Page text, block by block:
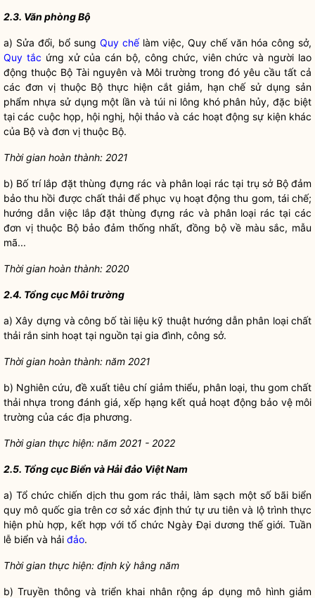
2.3. Văn phòng Bộ
a) Sửa đổi, bổ sung Quy chếlàm việc, Quy chếvăn hóa công sở,
Quy tắc ứng xử của cán bộ, công chức, viên chức và người lao
động thuộc Bộ Tài nguyên và Môi trường trong đó yêu cầu tất cả
các đơn vị thuộc Bộ thực hiện cắt giảm, hạn chế sử dụng sản
phẩm nhựa sử dụng một lần và túi ni lông khó phân hủy, đặc biệt
tại các cuộc họp, hội nghị, hội thảo và các hoạt động sự kiện khác
của Bộ và đơn vị thuộc Bộ.
Thời gian hoàn thành: 2021
b) Bố trí lắp đặt thùng đựng rác và phân loại rác tại trụ sở Bộ đảm
bảo thu hồi được chất thải để phục vụ hoạt động thu gom, tái chế;
hướng dẫn việc lắp đặt thùng đựng rác và phân loại rác tại các
đơn vị thuộc Bộ bảo đảm thống nhất, đồng bộ về màu sắc, mẫu
mã...
Thời gian hoàn thành: 2020
2.4. Tổng cục Môi trường
a) Xây dựng và công bố tài liệu kỹ thuật hướng dẫn phân loại chất
thải rắn sinh hoạt tại nguồn tại gia đình, công sở.
Thời gian hoàn thành: năm 2021
b) Nghiên cứu, đề xuất tiêu chí giảm thiểu, phân loại, thu gom chất
thải nhựa trong đánh giá, xếp hạng kết quả hoạt động bảo vệ môi
trường của các địa phương.
Thời gian thực hiện: năm 2021 - 2022
2.5. Tổng cục Biển và Hải đảo Việt Nam
a) Tổ chức chiến dịch thu gom rác thải, làm sạch một số bãi biển
quy mô quốc gia trên cơ sở xác định thứ tự ưu tiên và lộ trình thực
hiện phù hợp, kết hợp với tổ chức Ngày Đại dương thế giới. Tuần
lễ biển và hải đảo.
Thời gian thực hiện: định kỳ hằng năm
b) Truyền thông và triển khai nhân rộng áp dụng mô hình giảm